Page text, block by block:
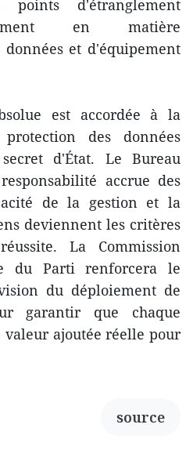
points d'étranglement
en matière
et d'équipement
est accordée à la
des données
d'État. Le Bureau
accrue des
de la gestion et la
deviennent les critères
La Commission
du Parti renforcera le
du déploiement de
garantir que chaque
ajoutée réelle pour
source